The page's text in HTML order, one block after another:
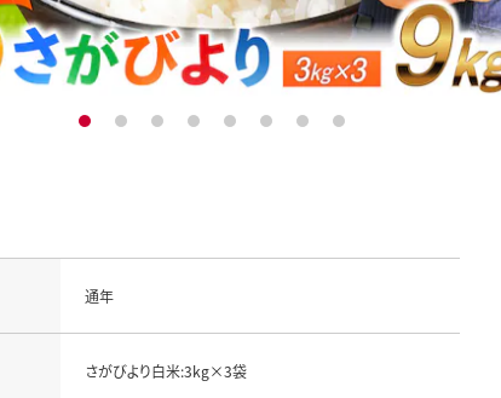
1 2 3 4 5 6 7 8
通年
さがびより白米:3kg×3袋